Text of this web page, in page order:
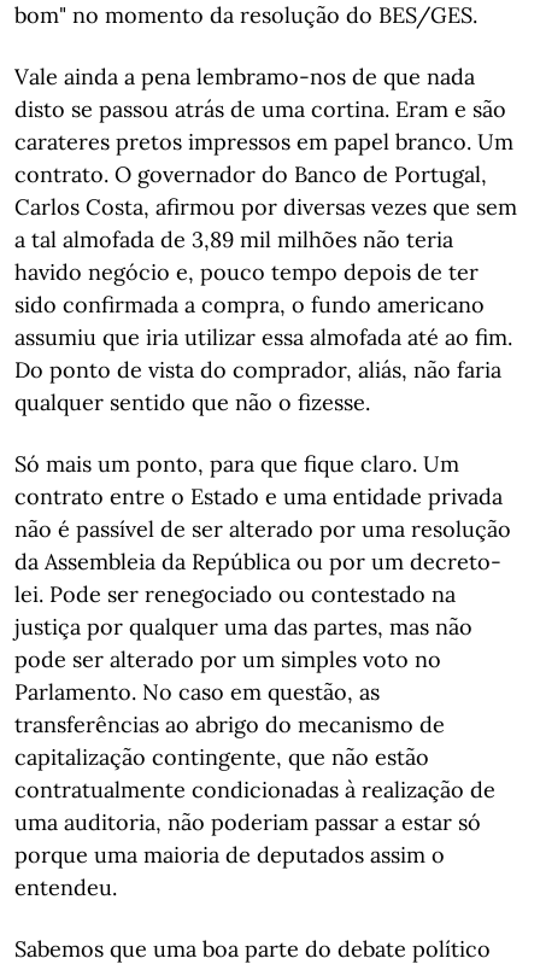
bom" no momento da resolução do BES/GES.
Vale ainda a pena lembramo-nos de que nada
disto se passou atrás de uma cortina. Eram e são
carateres pretos impressos em papel branco. Um
contrato. O governador do Banco de Portugal,
Carlos Costa, afirmou por diversas vezes que sem
a tal almofada de 3,89 mil milhões não teria
havido negócio e, pouco tempo depois de ter
sido confirmada a compra, o fundo americano
assumiu que iria utilizar essa almofada até ao fim.
Do ponto de vista do comprador, aliás, não faria
qualquer sentido que não o fizesse.
Só mais um ponto, para que fique claro. Um
contrato entre o Estado e uma entidade privada
não é passível de ser alterado por uma resolução
da Assembleia da República ou por um decreto-
lei. Pode ser renegociado ou contestado na
justiça por qualquer uma das partes, mas não
pode ser alterado por um simples voto no
Parlamento. No caso em questão, as
transferências ao abrigo do mecanismo de
capitalização contingente, que não estão
contratualmente condicionadas à realização de
uma auditoria, não poderiam passar a estar só
porque uma maioria de deputados assim o
entendeu.
Sabemos que uma boa parte do debate político